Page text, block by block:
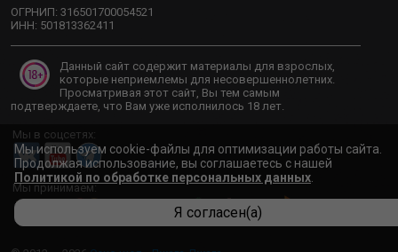
ОГРНИП: 316501700054521
ИНН: 501813362411
Данный сайт содержит материалы для взрослых,
которые неприемлемы для несовершеннолетних.
Просматривая этот сайт, Вы тем самым
подтверждаете, что Вам уже исполнилось 18 лет.
Мы в соцсетях:
Мы принимаем:
Мы используем cookie-файлы для оптимизации работы сайта.
Продолжая использование, вы соглашаетесь с нашей
Политикой по обработке персональных данных
Я согласен(а)